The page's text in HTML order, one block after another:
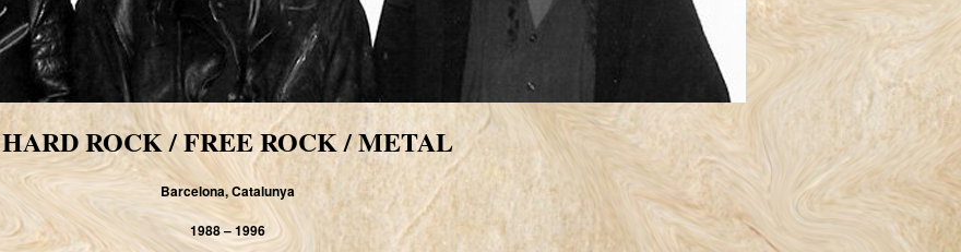
HARD ROCK / FREE ROCK / METAL
Barcelona, Catalunya
1988 – 1996